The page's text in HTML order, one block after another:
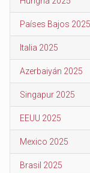
Países Bajos 2025
Italia 2025
Azerbaiyán 2025
Singapur 2025
EEUU 2025
Mexico 2025
Brasil 2025